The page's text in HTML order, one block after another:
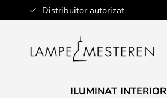
Distribuitor autorizat
Mergeti
la
ILUMINAT INTERIOR